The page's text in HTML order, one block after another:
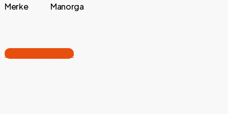
Merke Manorga
Entresol PDF | RMS